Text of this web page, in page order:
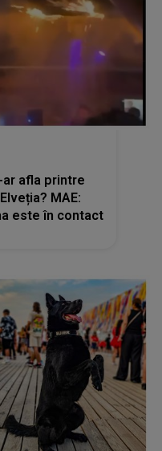
afla printre
MAE:
este în contact